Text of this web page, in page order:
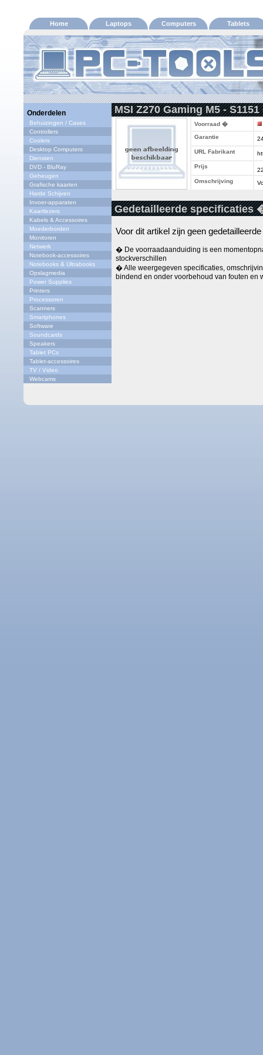
Home Laptops Computers Tablets
Onderdelen
Behuizingen / Cases
Controllers
Coolers
Desktop Computers
Diensten
DVD - BluRay
Geheugen
Grafische kaarten
Harde Schijven
Invoer-apparaten
Kaartlezers
Kabels & Accessoires
Moederborden
Monitoren
Netwerk
Notebook-accessoires
Notebooks & Ultrabooks
Opslagmedia
Power Supplies
Printers
Processoren
Scanners
Smartphones
Software
Soundcards
Speakers
Tablet PCs
Tablet-accessoires
TV / Video
Webcams
MSI Z270 Gaming M5 - S1151
Voorraad �
Garantie
URL Fabrikant
Prijs
Omschrijving
Gedetailleerde specificaties
Voor dit artikel zijn geen
� De voorraadaanduiding is een
stockverschillen
� Alle weergegeven specificaties,
bindend en onder voorbehoud van fouten en